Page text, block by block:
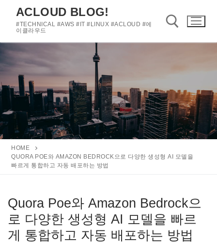
로
로
기
ACLOUD BLOG!
#TECHNICAL #AWS #IT #LINUX #ACLOUD #에
이클라우드
HOME
QUORA POE와 AMAZON BEDROCK으로 다양한 생성형 AI 모델을
빠르게 통합하고 자동 배포하는 방법
Quora Poe와 Amazon Bedrock으
로 다양한 생성형 AI 모델을 빠르
게 통합하고 자동 배포하는 방법